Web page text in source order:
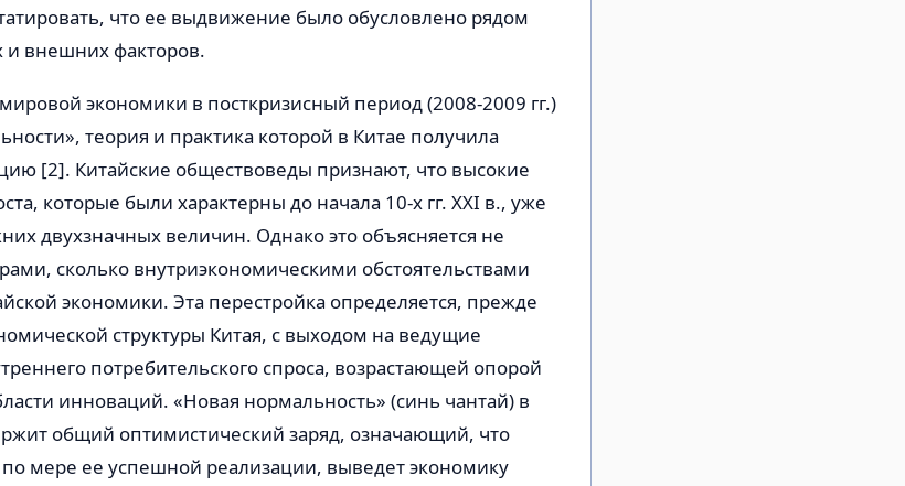
что ее выдвижение было обусловлено рядом
и внешних факторов.
экономики в посткризисный период (2008-2009 гг.)
теория и практика которой в Китае получила
[2]. Китайские обществоведы признают, что высокие
которые были характерны до начала 10-х гг. XXI в., уже
двухзначных величин. Однако это объясняется не
сколько внутриэкономическими обстоятельствами
экономики. Эта перестройка определяется, прежде
структуры Китая, с выходом на ведущие
потребительского спроса, возрастающей опорой
инноваций. «Новая нормальность» (синь чантай) в
общий оптимистический заряд, означающий, что
мере ее успешной реализации, выведет экономику